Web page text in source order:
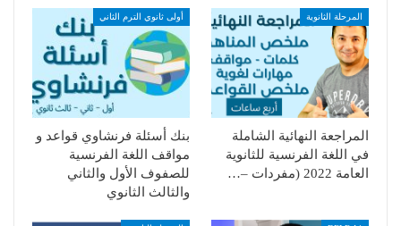
المرحلة الثانوية
المراجعة النهائية الشاملة
في اللغة الفرنسية للثانوية
العامة 2022 (مفردات –…
أولى ثانوي الترم الثاني
بنك أسئلة فرنشاوي قواعد و
مواقف اللغة الفرنسية
للصفوف الأول والثاني
والثالث الثانوي